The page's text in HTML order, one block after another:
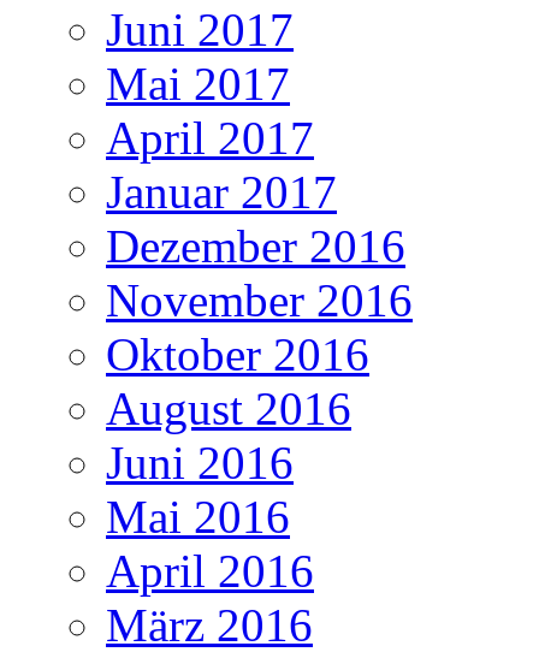
Juni 2017
Mai 2017
April 2017
Januar 2017
Dezember 2016
November 2016
Oktober 2016
August 2016
Juni 2016
Mai 2016
April 2016
März 2016